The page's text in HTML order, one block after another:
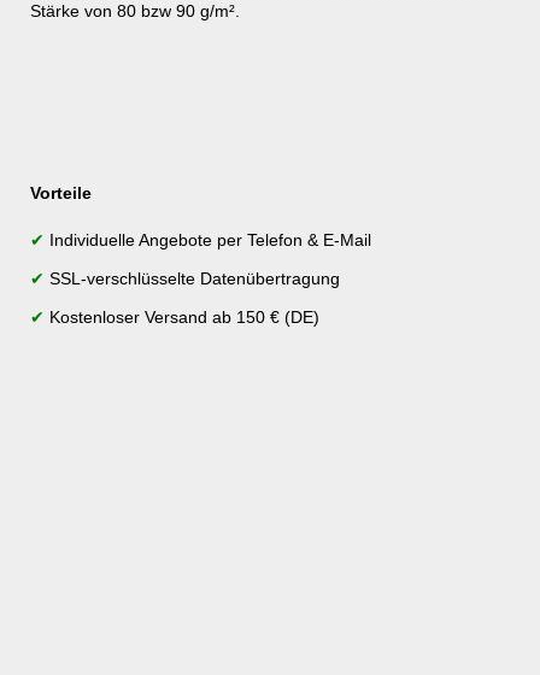
Stärke von 80 bzw 90 g/m².
Vorteile
✔ Individuelle Angebote per Telefon & E-Mail
✔ SSL-verschlüsselte Datenübertragung
✔ Kostenloser Versand ab 150 € (DE)